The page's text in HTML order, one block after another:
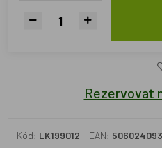
Rezervovat
Kód: LK199012 EAN: